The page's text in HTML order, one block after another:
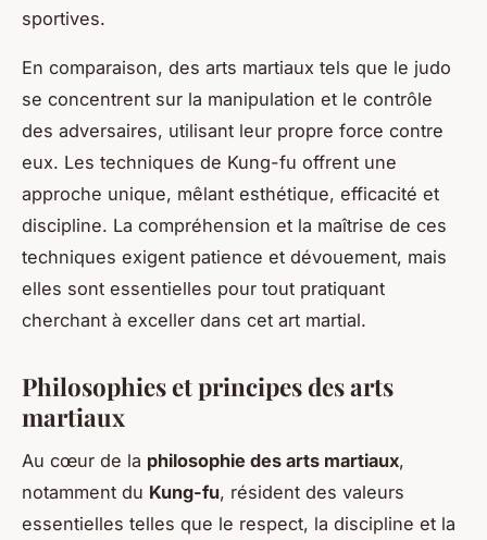
sportives.
En comparaison, des arts martiaux tels que le judo
se concentrent sur la manipulation et le contrôle
des adversaires, utilisant leur propre force contre
eux. Les techniques de Kung-fu offrent une
approche unique, mêlant esthétique, efficacité et
discipline. La compréhension et la maîtrise de ces
techniques exigent patience et dévouement, mais
elles sont essentielles pour tout pratiquant
cherchant à exceller dans cet art martial.
Philosophies et principes des arts
martiaux
Au cœur de la philosophie des arts martiaux,
notamment du Kung-fu, résident des valeurs
essentielles telles que le respect, la discipline et la